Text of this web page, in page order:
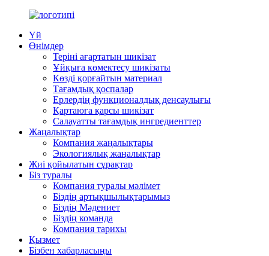
Үй
Өнімдер
Теріні ағартатын шикізат
Ұйқыға көмектесу шикізаты
Көзді қорғайтын материал
Тағамдық қоспалар
Ерлердің функционалдық денсаулығы
Қартаюға қарсы шикізат
Салауатты тағамдық ингредиенттер
Жаңалықтар
Компания жаңалықтары
Экологиялық жаңалықтар
Жиі қойылатын сұрақтар
Біз туралы
Компания туралы мәлімет
Біздің артықшылықтарымыз
Біздің Мәдениет
Біздің команда
Компания тарихы
Қызмет
Бізбен хабарласыңы